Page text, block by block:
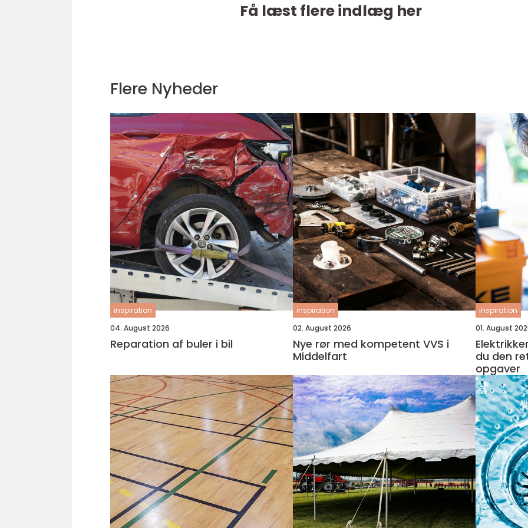
Få læst flere indlæg her
Flere Nyheder
inspiration
04. August 2026
Reparation af buler i bil
inspiration
02. August 2026
Nye rør med kompetent VVS i
Middelfart
inspiration
01. August
du den
opgaver